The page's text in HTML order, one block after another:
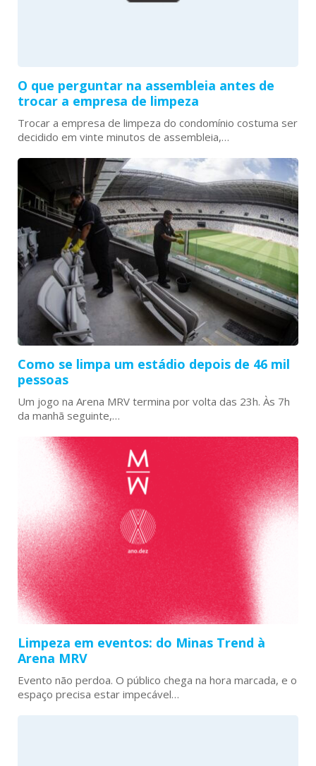
O que perguntar na assembleia antes de
trocar a empresa de limpeza
Trocar a empresa de limpeza do condomínio costuma ser
decidido em vinte minutos de assembleia,…
Como se limpa um estádio depois de 46 mil
pessoas
Um jogo na Arena MRV termina por volta das 23h. Às 7h
da manhã seguinte,…
Limpeza em eventos: do Minas Trend à
Arena MRV
Evento não perdoa. O público chega na hora marcada, e o
espaço precisa estar impecável…